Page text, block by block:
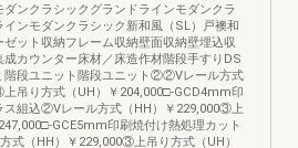
ンクラシックグランドラインモダンクラ
インモダンクラシック新和風（SL）戸襖和
ット収納フレーム収納壁面収納壁埋込収
カウンター床材／床造作材階段手すりDS
階段ユニット階段ユニット②②Vレール方式
上吊り方式（UH）￥204,000□-GCD4mm印
ス組込②Vレール方式（HH）￥229,000③上
GCE5mm印刷焼付け熱処理カット
式（HH）￥229,000③上吊り方式（UH）